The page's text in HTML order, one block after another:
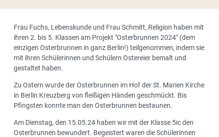
Frau Fuchs, Lebenskunde und Frau Schmitt, Religion haben mit
ihren 2. bis 5. Klassen am Projekt "Osterbrunnen 2024" (dem
einzigen Osterbrunnen in ganz Berlin!) teilgenommen, indem sie
mit ihren Schülerinnen und Schülern Ostereier bemalt und
gestaltet haben.
Zu Ostern wurde der Osterbrunnen im Hof der St. Marien Kirche
in Berlin Kreuzberg von fleißigen Händen geschmückt. Bis
Pfingsten konnte man den Osterbrunnen bestaunen.
Am Dienstag, den 15.05.24 haben wir mit der Klasse 5ic den
Osterbrunnen bewundert. Begeistert waren die Schülerinnen